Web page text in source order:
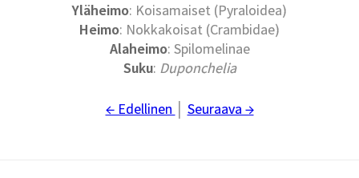
Yläheimo: Koisamaiset (Pyraloidea)
Heimo: Nokkakoisat (Crambidae)
Alaheimo: Spilomelinae
Suku: Duponchelia
← Edellinen Seuraava →